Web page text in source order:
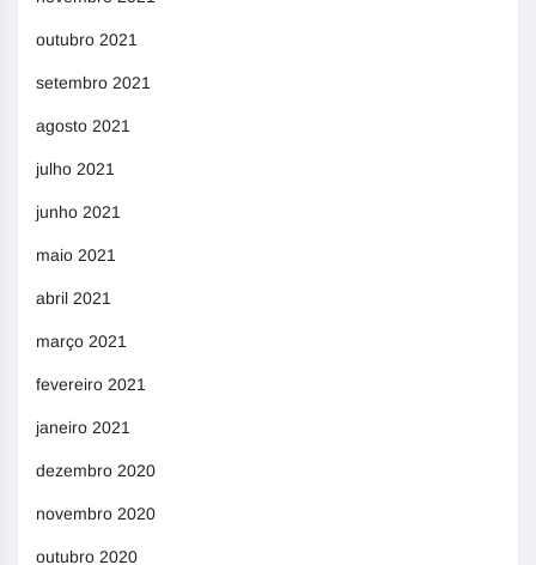
outubro 2021
setembro 2021
agosto 2021
julho 2021
junho 2021
maio 2021
abril 2021
março 2021
fevereiro 2021
janeiro 2021
dezembro 2020
novembro 2020
outubro 2020